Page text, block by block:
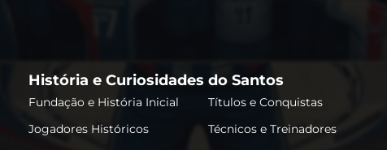
História e Curiosidades do Santos
Fundação e História Inicial
Títulos e Conquistas
Jogadores Históricos
Técnicos e Treinadores